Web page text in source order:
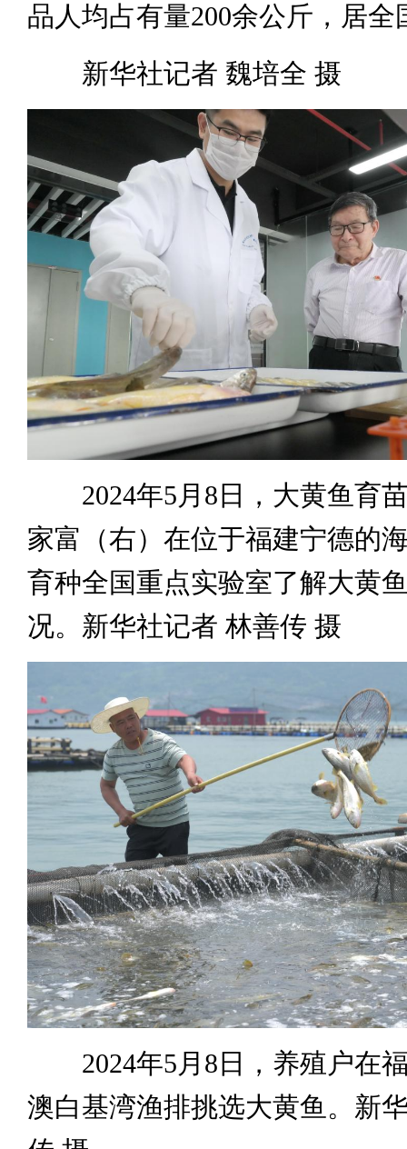
品人均占有量200余公斤，居全
新华社记者 魏培全 摄
2024年5月8日，大黄鱼育
家富（右）在位于福建宁德的
育种全国重点实验室了解大黄
况。新华社记者 林善传 摄
2024年5月8日，养殖户在
澳白基湾渔排挑选大黄鱼。新